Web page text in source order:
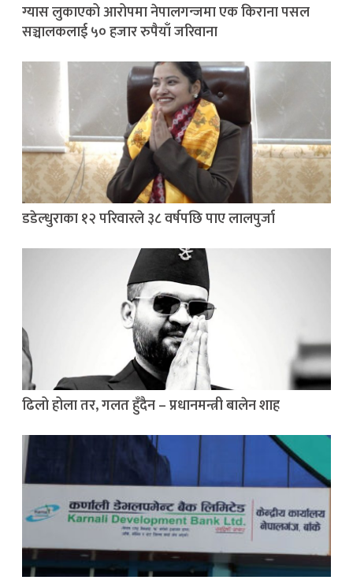
ग्यास लुकाएको आरोपमा नेपालगन्जमा एक किराना पसल
सञ्चालकलाई ५० हजार रुपैयाँ जरिवाना
डडेल्धुराका १२ परिवारले ३८ वर्षपछि पाए लालपुर्जा
ढिलो होला तर, गलत हुँदैन – प्रधानमन्त्री बालेन शाह